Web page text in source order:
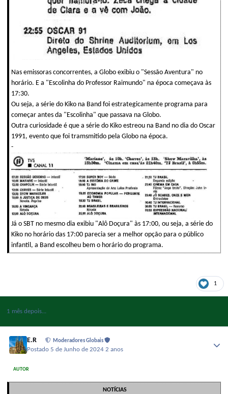
Nas emissoras concorrentes, a Globo exibiu o "Sessão Aventura" no
horário. E a "Escolinha do Professor Raimundo" na época começava às
17:30.
Ou seja, a série do Kiko na Band foi estrategicamente programa para
começar antes da "Escolinha" que passava na Globo.
Outra curiosidade é que a série do Kiko estreou na Band no dia do Oscar
1991, evento que foi tramsmitido pela Globo na época.
-
Já o SBT no mesmo dia exibiu "Alô Doçura" às 17:00, ou seja, a série do
Kiko no horário das 17:00 parecia ser a melhor opção para o público
infantil, a Band escolheu bem o horário do programa.
1
1 mês depois...
E.R Moderadores Globais
Postado 5 de Junho de 20242 anos
AUTOR
NOTÍCIAS